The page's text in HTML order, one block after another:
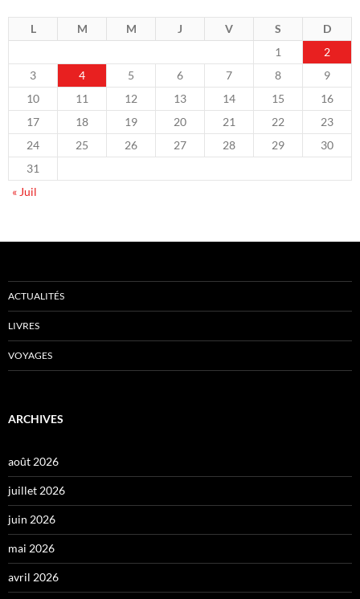
L M M J V S
D
1
2
3
4 5 6 7 8
9
10
11 12 13 14 15
16
17
18 19 20 21 22
23
24
25 26 27 28 29
30
31
« Juil
ACTUALITÉS
LIVRES
VOYAGES
ARCHIVES
août 2026
juillet 2026
juin 2026
mai 2026
avril 2026